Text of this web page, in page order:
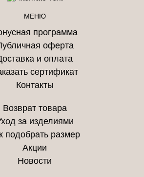
МЕНЮ
программа
оферта
и оплата
сертификат
Контакты
Возврат товара
за изделиями
подобрать размер
Акции
Новости